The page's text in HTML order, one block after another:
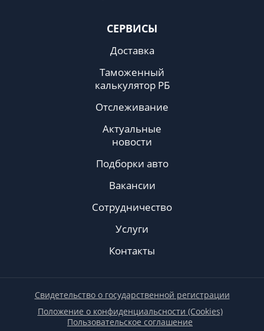
СЕРВИСЫ
Доставка
Таможенный
калькулятор РБ
Отслеживание
Актуальные
новости
Подборки авто
Вакансии
Сотрудничество
Услуги
Контакты
Пользовательское соглашение
Положение о конфиденциальсности (Cookies)
Свидетельство о государственной регистрации